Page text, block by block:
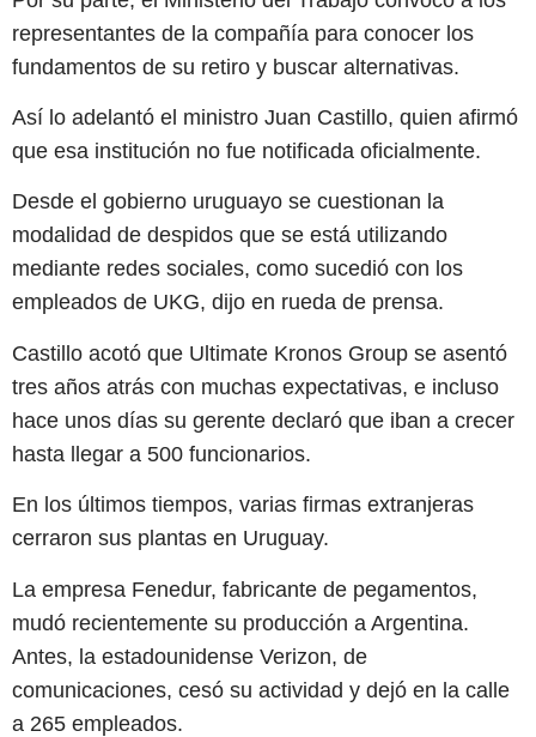
representantes de la compañía para conocer los
fundamentos de su retiro y buscar alternativas.
Así lo adelantó el ministro Juan Castillo, quien afirmó
que esa institución no fue notificada oficialmente.
Desde el gobierno uruguayo se cuestionan la
modalidad de despidos que se está utilizando
mediante redes sociales, como sucedió con los
empleados de UKG, dijo en rueda de prensa.
Castillo acotó que Ultimate Kronos Group se asentó
tres años atrás con muchas expectativas, e incluso
hace unos días su gerente declaró que iban a crecer
hasta llegar a 500 funcionarios.
En los últimos tiempos, varias firmas extranjeras
cerraron sus plantas en Uruguay.
La empresa Fenedur, fabricante de pegamentos,
mudó recientemente su producción a Argentina.
Antes, la estadounidense Verizon, de
comunicaciones, cesó su actividad y dejó en la calle
a 265 empleados.